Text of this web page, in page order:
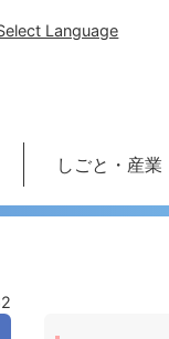
Language
しごと・産業